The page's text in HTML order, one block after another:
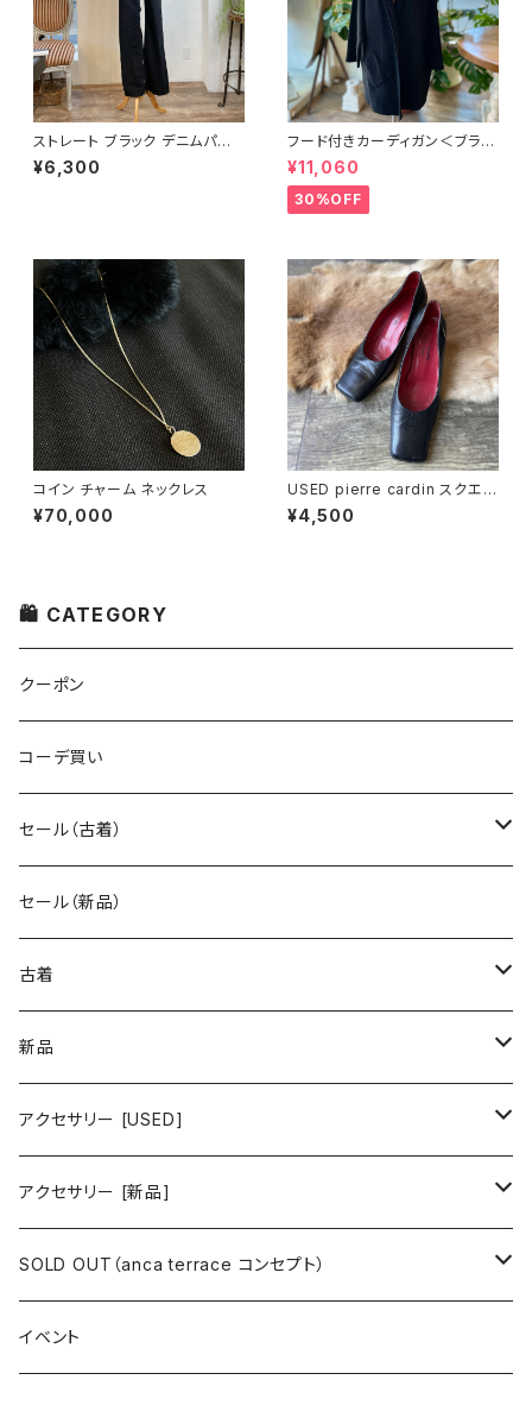
ストレート ブラック デニムパン
ツ
¥6,300
フード付きカーディガン＜ブラッ
ク＞ イタリア製
¥11,060
30%OFF
コイン チャーム ネックレス
¥70,000
USED pierre cardin スクエア
トゥ ブラックパンプス
¥4,500
🛍 CATEGORY
クーポン
コーデ買い
セール（古着）
古着 秋冬コレクション
古着 春夏コレクション
セール（新品）
古着
ワンピース/ドレス
ワンピース
ミニワンピース
トップス
シャツ・ブラウス
ニット
ボトムス
スカート
パンツ
アウター
ジャケット
インナー
新品
ワンピース/ドレス
ワンピース
ミニワンピース
トップス
シャツ・ブラウス
オーバーサイズシャツ
ボトムス
スカート
アウター
アクセサリー [USED]
ピアス
イヤリング
イヤーカフ
アクセサリー [新品]
ピアス
イヤリング
SOLD OUT（anca terrace コンセプト）
コーデ買い
イベント